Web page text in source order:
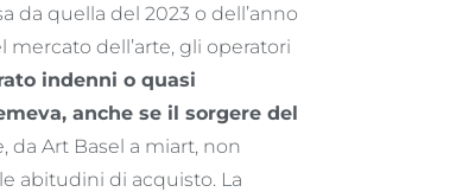
da quella del 2023 o dell’anno
dell’arte, gli operatori
indenni o quasi
anche se il sorgere del
da Art Basel a miart, non
abitudini di acquisto. La